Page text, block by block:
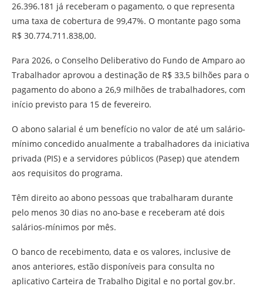
26.396.181 já receberam o pagamento, o que representa
uma taxa de cobertura de 99,47%. O montante pago soma
R$ 30.774.711.838,00.
Para 2026, o Conselho Deliberativo do Fundo de Amparo ao
Trabalhador aprovou a destinação de R$ 33,5 bilhões para o
pagamento do abono a 26,9 milhões de trabalhadores, com
início previsto para 15 de fevereiro.
O abono salarial é um benefício no valor de até um salário-
mínimo concedido anualmente a trabalhadores da iniciativa
privada (PIS) e a servidores públicos (Pasep) que atendem
aos requisitos do programa.
Têm direito ao abono pessoas que trabalharam durante
pelo menos 30 dias no ano-base e receberam até dois
salários-mínimos por mês.
O banco de recebimento, data e os valores, inclusive de
anos anteriores, estão disponíveis para consulta no
aplicativo Carteira de Trabalho Digital e no portal gov.br.